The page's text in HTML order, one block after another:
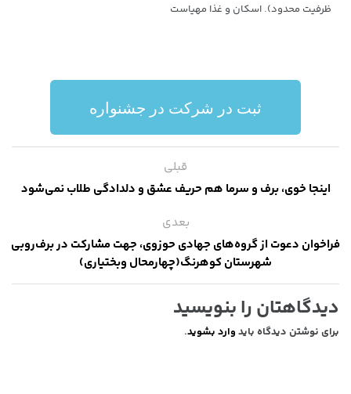
ظرفیت محدود). اسکان و غذا مهیاست
ثبت در شرکت در جشنواره
قبلی
اینجا خوی، برف و سرما هم حریف عشق و دلدادگی طلاب نمی‌شود
بعدی
فراخوان دعوت از گروه‌های جهادی حوزوی، جهت مشارکت در برف‌روبی
شهرستان کوهرنگ(چهارمحال وبختیاری)
دیدگاهتان را بنویسید
برای نوشتن دیدگاه باید وارد بشوید.